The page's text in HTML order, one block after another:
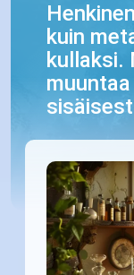
kuin
kullaksi.